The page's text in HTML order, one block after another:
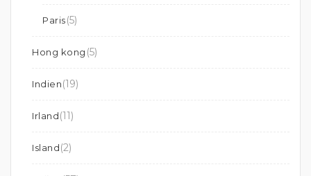
Paris(5)
Hong kong (5)
Indien(19)
Irland(11)
Island(2)